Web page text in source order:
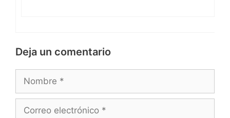
Deja un comentario
Nombre
Correo